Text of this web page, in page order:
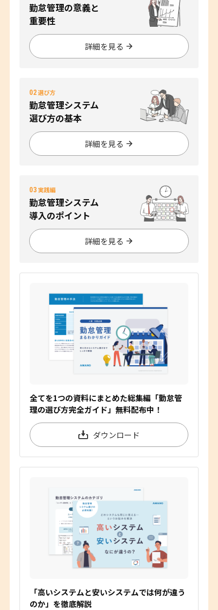
勤怠管理の意義と
重要性
詳細を見る
02選び方
勤怠管理システム
選び方の基本
詳細を見る
03実践編
勤怠管理システム
導入のポイント
詳細を見る
全てを1つの資料にまとめた総集編「勤怠管
理の選び方完全ガイド」無料配布中！
ダウンロード
「高いシステムと安いシステムでは何が違う
のか」を徹底解説